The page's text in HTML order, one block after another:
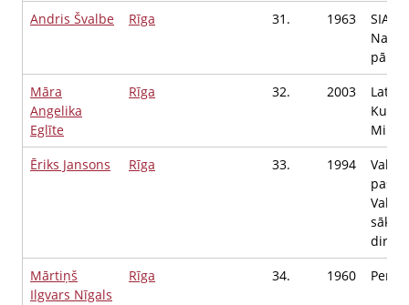
Andris Švalbe
Rīga 31. 1963
SIA
Māra
Angelika
Eglīte
Rīga 32. 2003
Ēriks Jansons
Rīga 33. 1994
Mārtiņš
Ilgvars Nīgals
Rīga 34. 1960